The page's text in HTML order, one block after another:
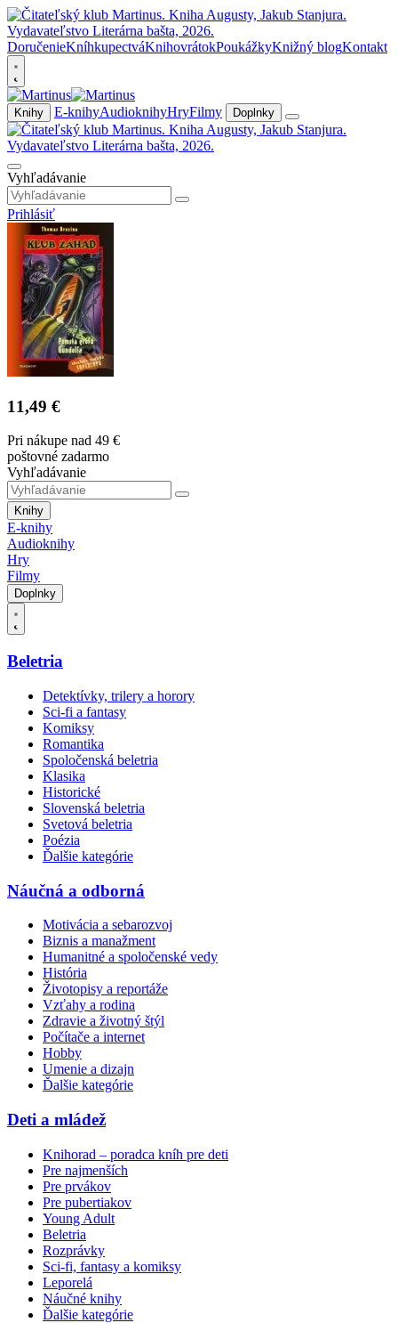
DoručenieKníhkupectváKnihovrátokPoukážkyKnižný blogKontakt
Knihy E-knihyAudioknihyHryFilmy Doplnky
Vyhľadávanie
Prihlásiť
11,49 €
Pri nákupe nad 49 €
poštovné zadarmo
Vyhľadávanie
Knihy
E-knihy
Audioknihy
Hry
Filmy
Doplnky
Beletria
Detektívky, trilery a horory
Sci-fi a fantasy
Komiksy
Romantika
Spoločenská beletria
Klasika
Historické
Slovenská beletria
Svetová beletria
Poézia
Ďalšie kategórie
Náučná a odborná
Motivácia a sebarozvoj
Biznis a manažment
Humanitné a spoločenské vedy
História
Životopisy a reportáže
Vzťahy a rodina
Zdravie a životný štýl
Počítače a internet
Hobby
Umenie a dizajn
Ďalšie kategórie
Deti a mládež
Knihorad – poradca kníh pre deti
Pre najmenších
Pre prvákov
Pre pubertiakov
Young Adult
Beletria
Rozprávky
Sci-fi, fantasy a komiksy
Leporelá
Náučné knihy
Ďalšie kategórie